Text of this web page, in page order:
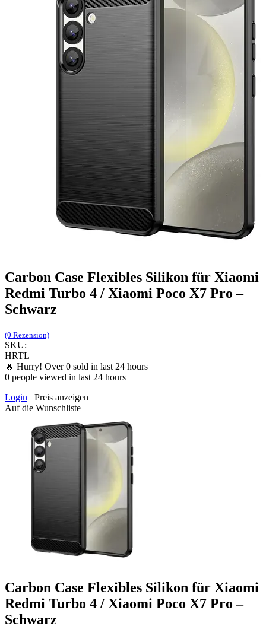
Carbon Case Flexibles Silikon für Xiaomi
Redmi Turbo 4 / Xiaomi Poco X7 Pro –
Schwarz
(0 Rezension)
SKU:
HRTL
🔥 Hurry! Over0 sold in last 24 hours
0 people viewed in last 24 hours
Login
Preis anzeigen
Auf die Wunschliste
Carbon Case Flexibles Silikon für Xiaomi
Redmi Turbo 4 / Xiaomi Poco X7 Pro –
Schwarz